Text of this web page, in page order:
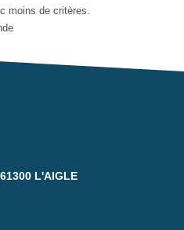
Nous
Équipe
moins de critères.
L'AIGLE